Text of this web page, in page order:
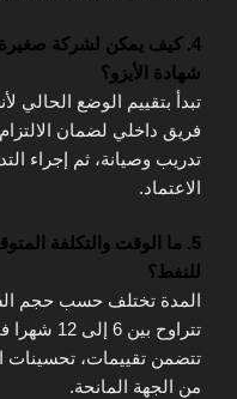
4. كيف يمكن لشركة
شهادة الأيزو؟
تبدأ بتقييم الوضع الحالي
فريق داخلي لضمان
تدريب وصيانة، ثم إجراء
الاعتماد.
5. ما الوقت والتكلفة
للنفط؟
المدة تختلف حسب حجم
تتراوح
تتضمن تقييمات، تحسينات
من الجهة المانحة.